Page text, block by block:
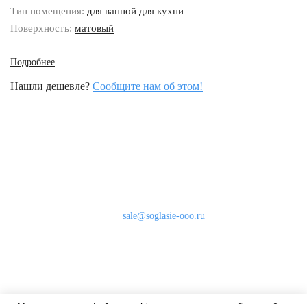
Тип помещения: для ванной для кухни
Поверхность: матовый
Подробнее
Нашли дешевле? Сообщите нам об этом!
sale@soglasie-ooo.ru